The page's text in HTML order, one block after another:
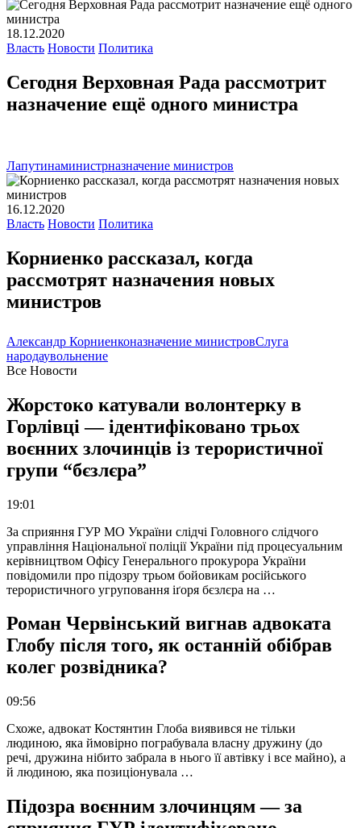
18.12.2020
Власть Новости Политика
Сегодня Верховная Рада рассмотрит
назначение ещё одного министра
Лапутинаминистрназначение министров
16.12.2020
Власть Новости Политика
Корниенко рассказал, когда
рассмотрят назначения новых
министров
Александр Корниенконазначение министровСлуга
народаувольнение
Все Новости
Жорстоко катували волонтерку в
Горлівці — ідентифіковано трьох
воєнних злочинців із терористичної
групи “бєзлєра”
19:01
За сприяння ГУР МО України слідчі Головного слідчого
управління Національної поліції України під процесуальним
керівництвом Офісу Генерального прокурора України
повідомили про підозру трьом бойовикам російського
терористичного угруповання іґоря бєзлєра на …
Роман Червінський вигнав адвоката
Глобу після того, як останній обібрав
колег розвідника?
09:56
Схоже, адвокат Костянтин Глоба виявився не тільки
людиною, яка ймовірно пограбувала власну дружину (до
речі, дружина нібито забрала в нього її автівку і все майно), а
й людиною, яка позиціонувала …
Підозра воєнним злочинцям — за